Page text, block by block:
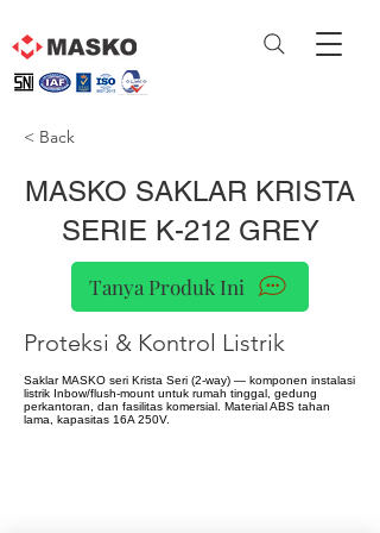
< Back
MASKO SAKLAR KRISTA
SERIE K-212 GREY
Tanya Produk Ini
Proteksi & Kontrol Listrik
Saklar MASKO seri Krista Seri (2-way) — komponen instalasi
listrik Inbow/flush-mount untuk rumah tinggal, gedung
perkantoran, dan fasilitas komersial. Material ABS tahan
lama, kapasitas 16A 250V.